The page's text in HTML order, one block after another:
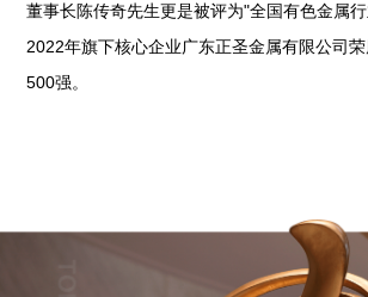
董事长陈传奇先生更是被评为"全国有色金属行
2022年旗下核心企业广东正圣金属有限公司
500强。